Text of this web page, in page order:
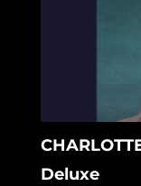
Deluxe